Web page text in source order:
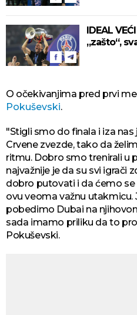
IDEAL
„zašto“,
O očekivanjima pred prvi
Pokuševski.
"Stigli smo do finala i iza
Crvene zvezde, tako da
ritmu. Dobro smo trenirali u
najvažnije je da su svi igrači
dobro putovati i da ćemo
ovu veoma važnu utakmicu.
pobedimo Dubai na
sada imamo priliku da to
Pokuševski.